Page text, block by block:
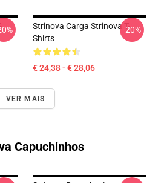
Strinova Carga Strinova T-
Shirts
€ 24,38 - € 28,06
-20%
VER MAIS
Capuchinhos